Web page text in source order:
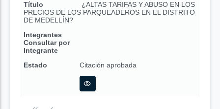
Título
¿ALTAS TARIFAS Y ABUSO EN LOS
PRECIOS DE LOS PARQUEADEROS EN EL DISTRITO
DE MEDELLÍN?
Integrantes
Consultar por
Integrante
Estado
Citación aprobada